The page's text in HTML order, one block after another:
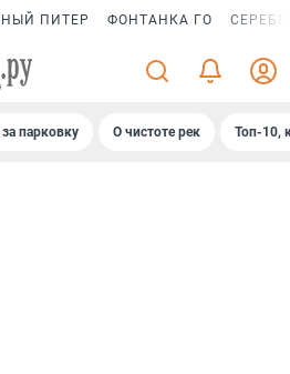
ПИТЕР ФОНТАНКА ГО
парковку О чистоте рек Топ-10,